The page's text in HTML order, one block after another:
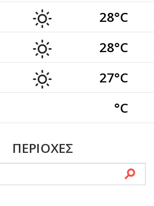
28°C
28°C
27°C
°C
ΠΕΡΙΟΧΕΣ